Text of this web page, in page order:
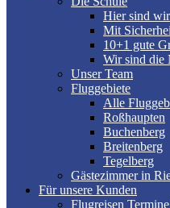
Hier sind
Mit
10+1 gute
Wir sind die
Unser Team
Fluggebiete
Alle
Roßhaupten
Buchenberg
Breitenberg
Tegelberg
Gästezimmer in
Für unsere Kunden
Flugreisen